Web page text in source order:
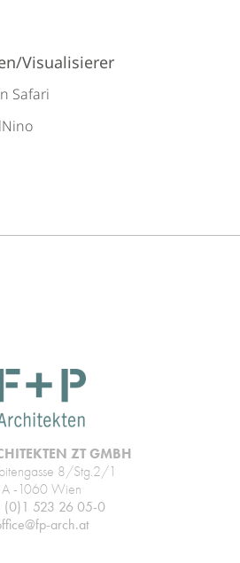
Visualisierer
Safari
ZT GMBH
8/Stg.2/1
A -1060 Wien
(0)1 523 26 05-0
arch.at